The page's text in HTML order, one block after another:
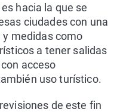
hacia la que se
ciudades con una
medidas como
a tener salidas
acceso
uso turístico.
de este fin